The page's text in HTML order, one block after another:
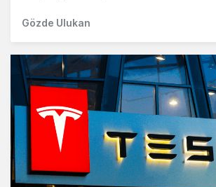
Gözde Ulukan